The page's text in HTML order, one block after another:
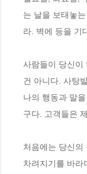
는 날을 보태놓
라. 벽에 등을 기
사람들이 당신이
건 아니다. 사탕
나의 행동과 말
구다. 고객들은
처음에는 당신의
차려지기를 바라